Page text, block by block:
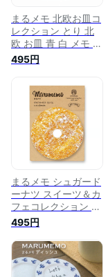
まるメモ 北欧お皿コ
レクション とり 北
欧 お皿 青 白 メモ メ
ッセージ 人気 かわ
いい おしゃれ 白い
ード 北欧柄 MRM-D-
B100枚入 日本製 マ
ルモ印刷
495円
まるメモ シュガード
ーナツ スイーツ＆カ
フェコレクション メ
モ スイーツ ケーキ
ドーナツ お菓子 ド
ーナッツ カワイイ
メッセージ 人気 か
わいい おしゃれ
495円